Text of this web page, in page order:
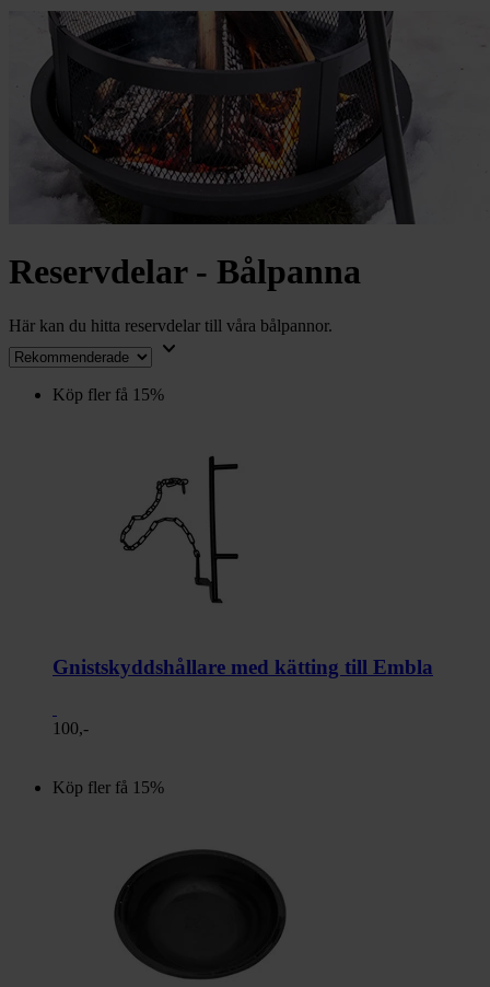
Toalett
Grill & Fritid
Lacanche
Reservdelar chevron_right
Reservdelar - Bålpanna
Här kan du hitta reservdelar till våra bålpannor.
keyboard_arrow_down
Köp fler få 15%
Gnistskyddshållare med kätting till Embla
100,-
Köp fler få 15%